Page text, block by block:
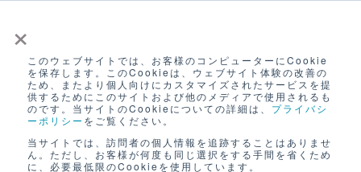
×
このウェブサイトでは、お客様のコンピューターにCookie
を保存します。このCookieは、ウェブサイト体験の改善の
ため、またより個人向けにカスタマイズされたサービスを提
供するためにこのサイトおよび他のメディアで使用されるも
のです。当サイトのCookieについての詳細は、 プライバシ
ーポリシー をご覧ください。
当サイトでは、訪問者の個人情報を追跡することはありませ
ん。ただし、お客様が何度も同じ選択をする手間を省くため
に、必要最低限のCookieを使用しています。
ログイン
無料アカウント登録